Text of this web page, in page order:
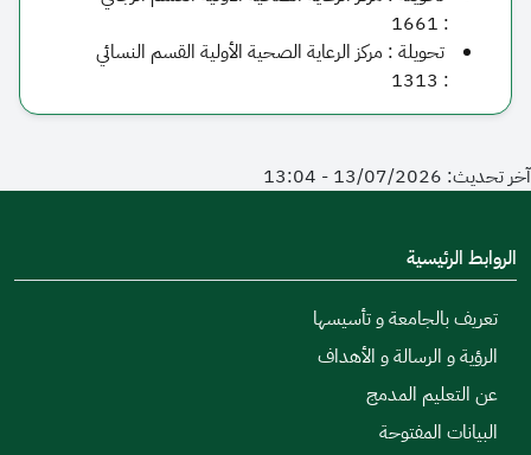
:
1661
تحويلة : مركز الرعاية الصحية الأولية القسم النسائي
:
1313
آخر تحديث: 13/07/2026 - 13:04
الروابط الرئيسية
تعريف بالجامعة و تأسيسها
الرؤية و الرسالة و الأهداف
عن التعليم المدمج
البيانات المفتوحة